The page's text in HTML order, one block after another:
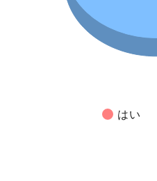
はい